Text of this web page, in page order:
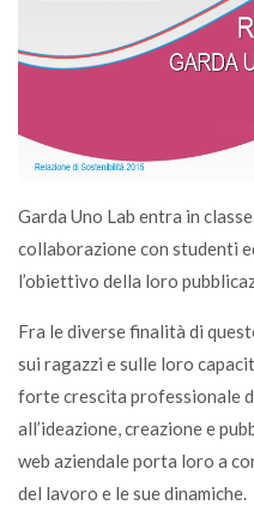
Garda Uno Lab entra in
collaborazione con studenti
l’obiettivo della loro
Fra le diverse finalità di
sui ragazzi e sulle loro
forte crescita professionale
all’ideazione, creazione e
web aziendale porta loro a
del lavoro e le sue dinamiche.